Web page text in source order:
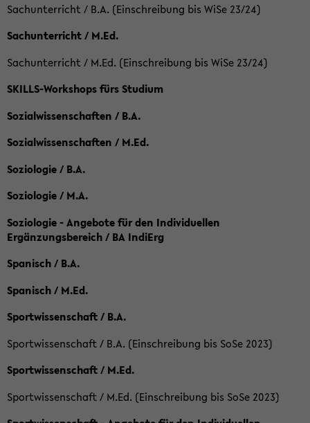
Sachunterricht / B.A. (Einschreibung bis WiSe 23/24)
Sachunterricht / M.Ed.
Sachunterricht / M.Ed. (Einschreibung bis WiSe 23/24)
SKILLS-Workshops fürs Studium
Sozialwissenschaften / B.A.
Sozialwissenschaften / M.Ed.
Soziologie / B.A.
Soziologie / M.A.
Soziologie - Angebote für den Individuellen
Ergänzungsbereich / BA IndiErg
Spanisch / B.A.
Spanisch / M.Ed.
Sportwissenschaft / B.A.
Sportwissenschaft / B.A. (Einschreibung bis SoSe 2023)
Sportwissenschaft / M.Ed.
Sportwissenschaft / M.Ed. (Einschreibung bis SoSe 2023)